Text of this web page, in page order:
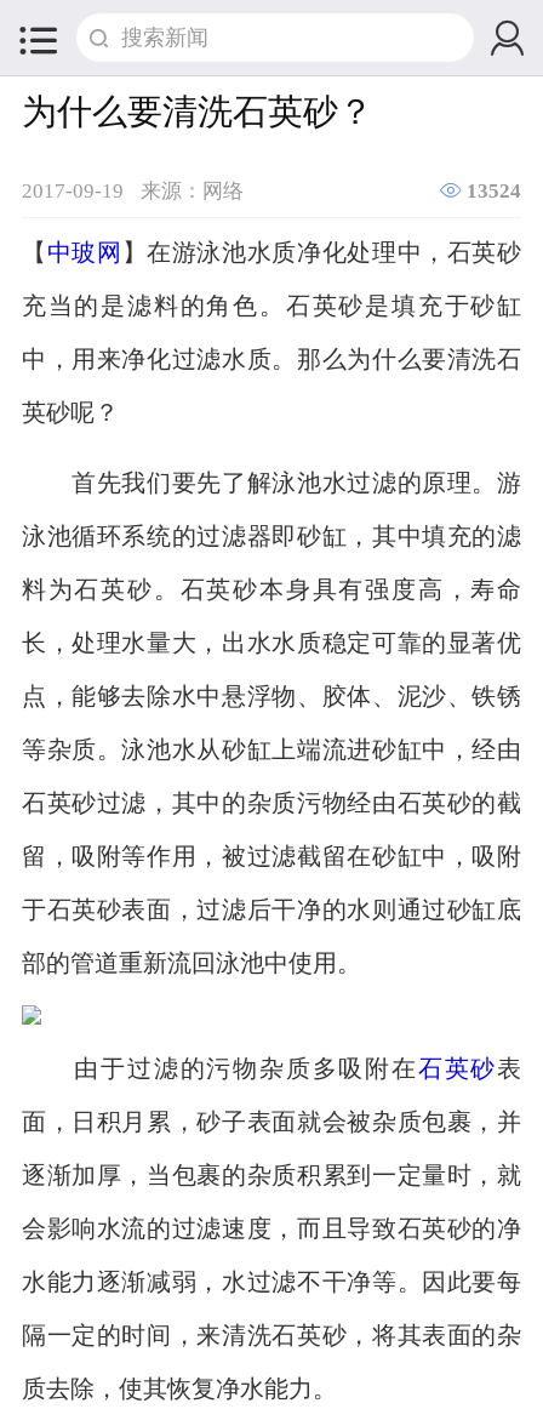
 
为什么要清洗石英砂？
2017-09-19 来源：网络  13524
【 中玻网 】在游泳池水质净化处理中，石英砂
充当的是滤料的角色。石英砂是填充于砂缸
中，用来净化过滤水质。那么为什么要清洗石
英砂呢？
首先我们要先了解泳池水过滤的原理。游
泳池循环系统的过滤器即砂缸，其中填充的滤
料为石英砂。石英砂本身具有强度高，寿命
长，处理水量大，出水水质稳定可靠的显著优
点，能够去除水中悬浮物、胶体、泥沙、铁锈
等杂质。泳池水从砂缸上端流进砂缸中，经由
石英砂过滤，其中的杂质污物经由石英砂的截
留，吸附等作用，被过滤截留在砂缸中，吸附
于石英砂表面，过滤后干净的水则通过砂缸底
部的管道重新流回泳池中使用。
由于过滤的污物杂质多吸附在石英砂表
面，日积月累，砂子表面就会被杂质包裹，并
逐渐加厚，当包裹的杂质积累到一定量时，就
会影响水流的过滤速度，而且导致石英砂的净
水能力逐渐减弱，水过滤不干净等。因此要每
隔一定的时间，来清洗石英砂，将其表面的杂
质去除，使其恢复净水能力。